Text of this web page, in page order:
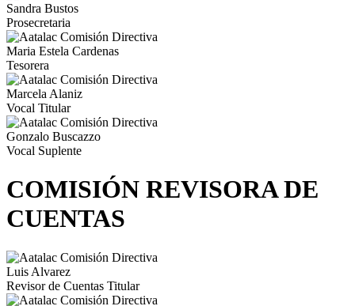
Sandra Bustos
Prosecretaria
Maria Estela Cardenas
Tesorera
Marcela Alaniz
Vocal Titular
Gonzalo Buscazzo
Vocal Suplente
COMISIÓN REVISORA DE
CUENTAS
Luis Alvarez
Revisor de Cuentas Titular